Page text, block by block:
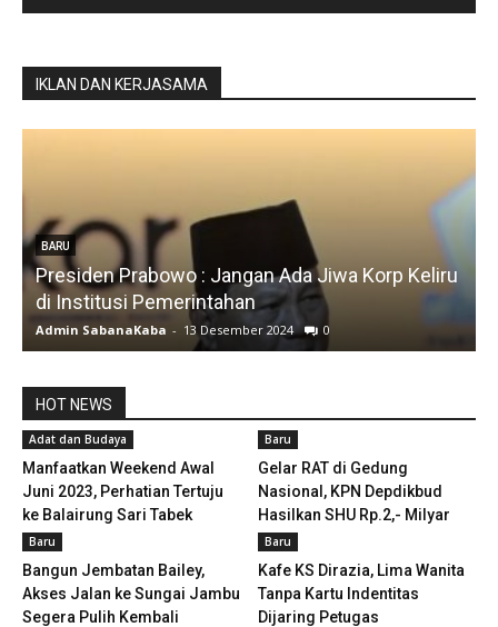
IKLAN DAN KERJASAMA
BARU
Presiden Prabowo : Jangan Ada Jiwa Korp Keliru
di Institusi Pemerintahan
Admin SabanaKaba - 13 Desember 2024 0
HOT NEWS
Adat dan Budaya
Manfaatkan Weekend Awal
Juni 2023, Perhatian Tertuju
ke Balairung Sari Tabek
Baru
Gelar RAT di Gedung
Nasional, KPN Depdikbud
Hasilkan SHU Rp.2,- Milyar
Baru
Bangun Jembatan Bailey,
Akses Jalan ke Sungai Jambu
Segera Pulih Kembali
Baru
Kafe KS Dirazia, Lima Wanita
Tanpa Kartu Indentitas
Dijaring Petugas